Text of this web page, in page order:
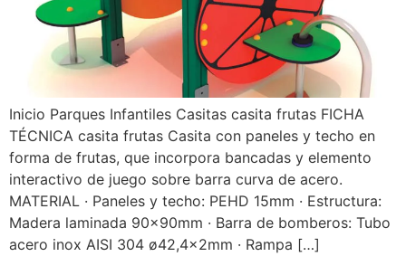
Inicio Parques Infantiles Casitas casita frutas FICHA
TÉCNICA casita frutas Casita con paneles y techo en
forma de frutas, que incorpora bancadas y elemento
interactivo de juego sobre barra curva de acero.
MATERIAL · Paneles y techo: PEHD 15mm · Estructura:
Madera laminada 90x90mm · Barra de bomberos: Tubo
acero inox AISI 304 ø42,4x2mm · Rampa […]